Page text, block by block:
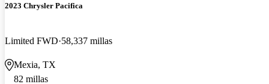
2023 Chrysler Pacifica
Limited FWD 58,337 millas
Mexia, TX
82 millas